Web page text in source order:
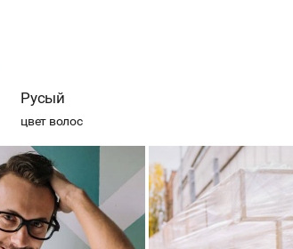
Русый
цвет волос